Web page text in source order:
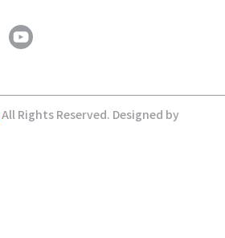
All Rights Reserved. Designed by